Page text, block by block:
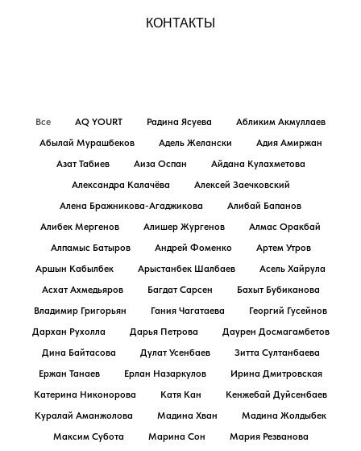
КОНТАКТЫ
Все AQ YOURT Радина Ясуева
Абликим Акмуллаев
Абылай Мурашбеков
Адель Желански
Адия Амиржан
Азат Табиев
Аиза Оспан
Айдана Кулахметова
Александра Калачёва
Алексей Заечковский
Алена Бражникова-Агаджикова
Алибай Бапанов
Алибек Мергенов
Алишер Жургенов
Алмас Оракбай
Алпамыс Батыров
Андрей Фоменко
Артем Утров
Аршын Кабылбек
Арыстанбек Шалбаев
Асель Хайрула
Асхат Ахмедьяров
Багдат Сарсен
Бахыт Бубиканова
Владимир Григорьян
Гания Чагатаева
Георгий Гусейнов
Дархан Рухолла
Дарья Петрова
Даурен Досмагамбетов
Дина Байтасова
Дулат Усенбаев
Зитта Султанбаева
Ержан Танаев
Ерлан Назаркулов
Ирина Дмитровская
Катерина Никонорова
Катя Кан
Кенжебай Дуйсенбаев
Куралай Аманжолова
Мадина Хван
Мадина Жолдыбек
Максим Субота
Марина Сон
Мария Резванова